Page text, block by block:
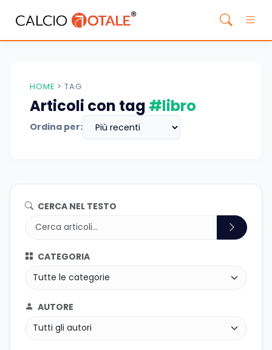
HOME > TAG
Articoli con tag #libro
Ordina per:
CERCA NEL TESTO
CATEGORIA
AUTORE